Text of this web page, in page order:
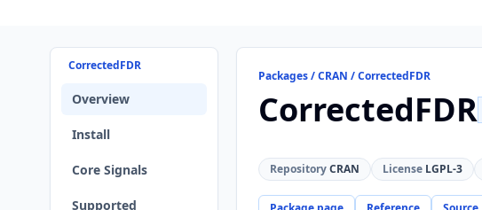
CorrectedFDR
Overview
Install
Core Signals
Supported
Packages / CRAN / CorrectedFDR
CorrectedFDR
RepositoryCRAN License LGPL-3